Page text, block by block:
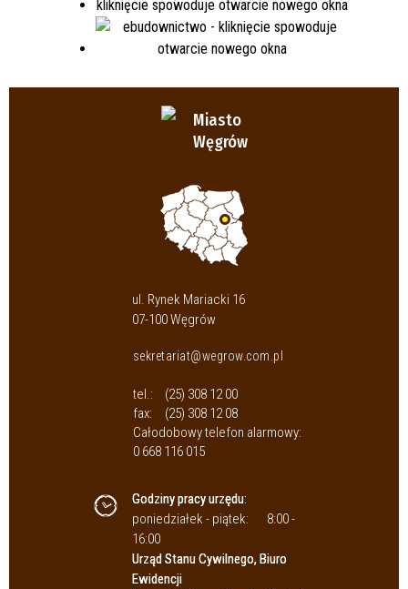
Miasto
Węgrów
ul. Rynek Mariacki 16
07-100 Węgrów
sekretariat@wegrow.com.pl
tel.:
(25) 308 12 00
fax:
(25) 308 12 08
Całodobowy telefon alarmowy:
0 668 116 015
Godziny pracy urzędu:
poniedziałek - piątek:
8:00 -
16:00
Urząd Stanu Cywilnego, Biuro
Ewidencji